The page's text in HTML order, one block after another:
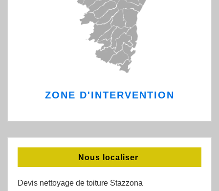
ZONE D'INTERVENTION
Nous localiser
Devis nettoyage de toiture Stazzona